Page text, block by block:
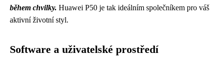
během chvilky. Huawei P50 je tak ideálním společníkem pro váš
aktivní životní styl.
Software a uživatelské prostředí